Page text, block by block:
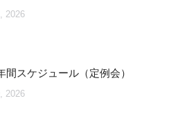
2026
間スケジュール（定例会）
2026